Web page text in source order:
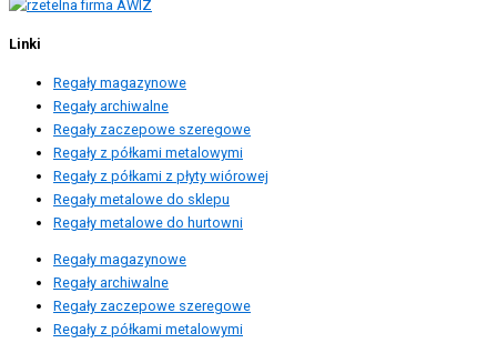
Linki
Regały magazynowe
Regały archiwalne
Regały zaczepowe szeregowe
Regały z półkami metalowymi
Regały z półkami z płyty wiórowej
Regały metalowe do sklepu
Regały metalowe do hurtowni
Regały magazynowe
Regały archiwalne
Regały zaczepowe szeregowe
Regały z półkami metalowymi